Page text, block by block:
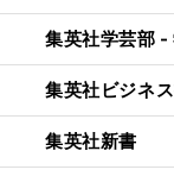
集英社学芸部 -
集英社ビジネ
集英社新書